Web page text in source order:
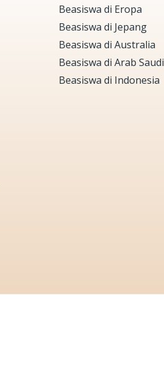
Beasiswa di Eropa
Beasiswa di Jepang
Beasiswa di Australia
Beasiswa di Arab Saudi
Beasiswa di Indonesia